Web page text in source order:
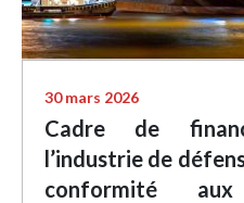
30 mars 2026
Cadre de
l’industrie de
conformité